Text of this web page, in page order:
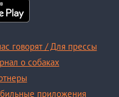
говорят / Для прессы
о собаках
приложения